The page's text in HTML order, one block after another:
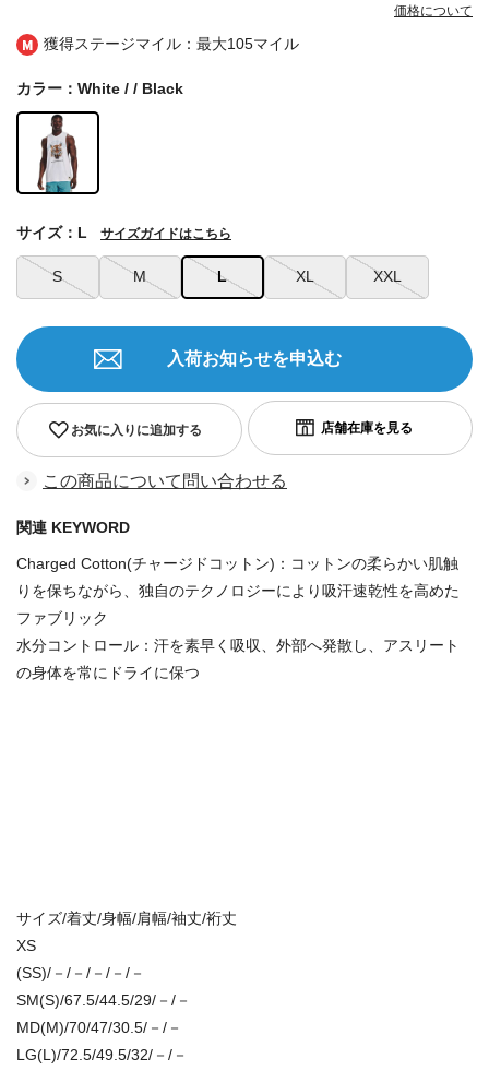
獲得ステージマイル：最大105マイル
価格について
カラー：White / / Black
S M L XL XXL
サイズ：L サイズガイドはこちら
お気に入りに追加する
入荷お知らせを申込む
この商品について問い合わせる
関連 KEYWORD
Charged Cotton(チャージドコットン)：コットンの柔らかい肌触
りを保ちながら、独自のテクノロジーにより吸汗速乾性を高めた
ファブリック
水分コントロール：汗を素早く吸収、外部へ発散し、アスリート
の身体を常にドライに保つ
サイズ/着丈/身幅/肩幅/袖丈/裄丈
XS
(SS)/－/－/－/－/－
SM(S)/67.5/44.5/29/－/－
MD(M)/70/47/30.5/－/－
LG(L)/72.5/49.5/32/－/－